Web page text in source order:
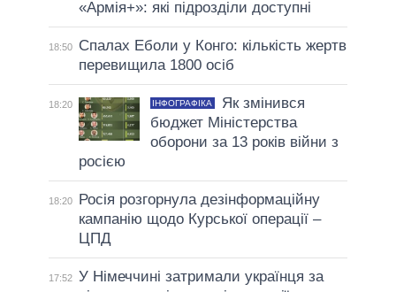
«Армія+»: які підрозділи доступні
18:50
Спалах Еболи у Конго: кількість жертв
перевищила 1800 осіб
18:20 ІНФОГРАФІКА
Як змінився
бюджет Міністерства
оборони за 13 років війни з
росією
18:20
Росія розгорнула дезінформаційну
кампанію щодо Курської операції –
ЦПД
17:52 У Німеччині затримали українця за